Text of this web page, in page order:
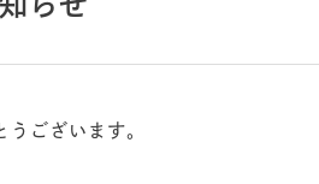
ございます。